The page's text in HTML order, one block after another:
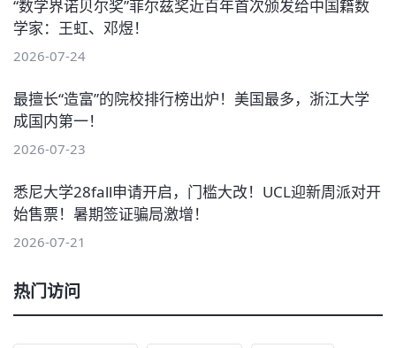
“数学界诺贝尔奖”菲尔兹奖近百年首次颁发给中国籍数
学家：王虹、邓煜！
2026-07-24
最擅长“造富”的院校排行榜出炉！美国最多，浙江大学
成国内第一！
2026-07-23
悉尼大学28fall申请开启，门槛大改！UCL迎新周派对开
始售票！暑期签证骗局激增！
2026-07-21
热门访问